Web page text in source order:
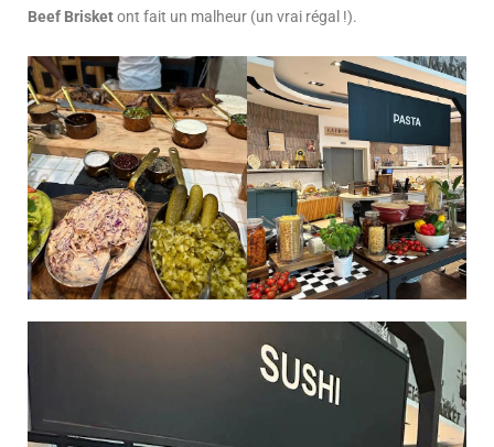
Beef Brisketont fait un malheur (un vrai régal !).